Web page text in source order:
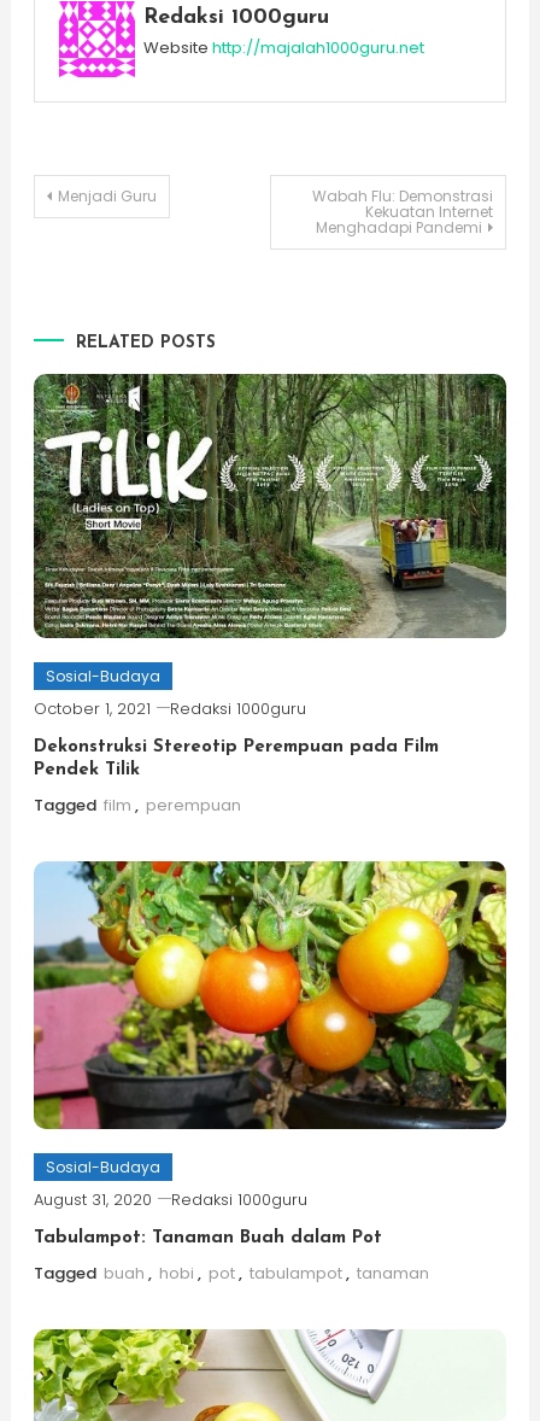
Redaksi 1000guru
Website http://majalah1000guru.net
Post
Menjadi Guru Wabah Flu: Demonstrasi
Kekuatan Internet
Menghadapi Pandemi
RELATED POSTS
Sosial-Budaya
October 1, 2021 Redaksi 1000guru
Dekonstruksi Stereotip Perempuan pada Film
Pendek Tilik
Tagged film , perempuan
Sosial-Budaya
August 31, 2020 Redaksi 1000guru
Tabulampot: Tanaman Buah dalam Pot
Tagged buah , hobi , pot, tabulampot, tanaman